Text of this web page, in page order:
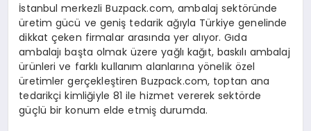
İstanbul merkezli Buzpack.com, ambalaj sektöründe
üretim gücü ve geniş tedarik ağıyla Türkiye genelinde
dikkat çeken firmalar arasında yer alıyor. Gıda
ambalajı başta olmak üzere yağlı kağıt, baskılı ambalaj
ürünleri ve farklı kullanım alanlarına yönelik özel
üretimler gerçekleştiren Buzpack.com, toptan ana
tedarikçi kimliğiyle 81 ile hizmet vererek sektörde
güçlü bir konum elde etmiş durumda.